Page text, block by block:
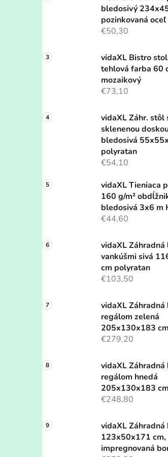
bledosivý
pozinkovaná oceľ
€50,30
vidaXL Bistro
tehlová farba 60
mozaikový
€73,10
vidaXL Záhr. stôl
sklenenou
bledosivá
polyratan
€54,10
vidaXL Tieniaca
160 g/m²
bledosivá 3x6 m
€44,60
vidaXL Záhradná
vankúšmi sivá
cm polyratan
€103,50
vidaXL Záhradná
regálom zelená
205x130x183
€279,20
vidaXL Záhradná
regálom hnedá
205x130x183
€248,80
vidaXL Záhradná
123x50x171 cm,
impregnovaná